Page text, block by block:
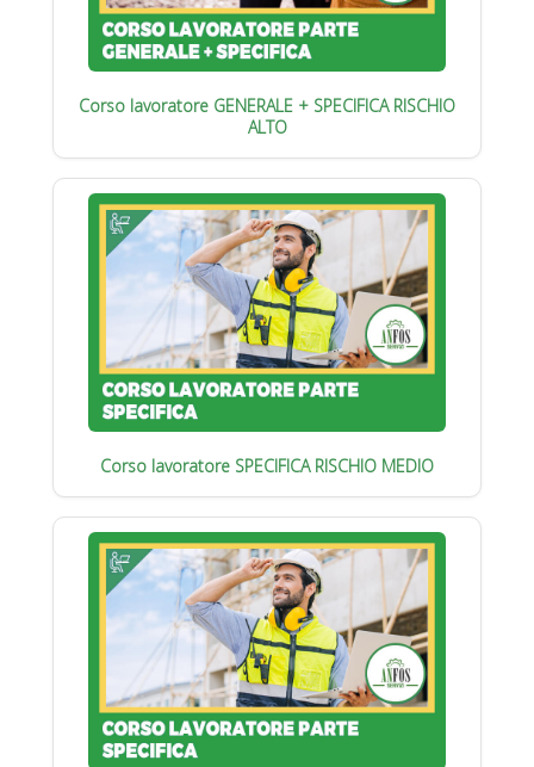
Corso lavoratore GENERALE + SPECIFICA RISCHIO
ALTO
Corso lavoratore SPECIFICA RISCHIO MEDIO